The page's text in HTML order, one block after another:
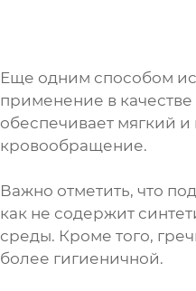
Еще одним способом
применение в
обеспечивает мягкий
кровообращение.
Важно отметить, что
как не содержит
среды. Кроме того,
более гигиеничной.